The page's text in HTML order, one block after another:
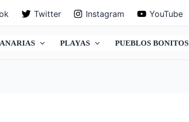
Twitter Instagram YouTube
PLAYAS PUEBLOS BONITOS